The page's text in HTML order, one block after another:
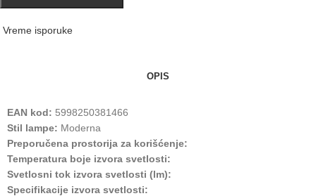
Vreme isporuke
OPIS
EAN kod: 5998250381466
Stil lampe: Moderna
Preporučena prostorija za korišćenje:
Temperatura boje izvora svetlosti:
Svetlosni tok izvora svetlosti (lm):
Specifikacije izvora svetlosti: